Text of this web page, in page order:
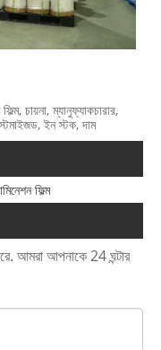
চায়না, ম্যানুফ্যাকচারার,
ইন স্টক, দাম
ফিল্ম
আমরা আপনাকে 24 ঘন্টার